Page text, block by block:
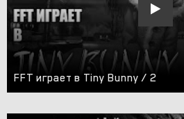
FFT играет в Tiny Bunny / 2